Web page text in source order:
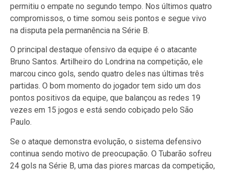
permitiu o empate no segundo tempo. Nos últimos quatro
compromissos, o time somou seis pontos e segue vivo
na disputa pela permanência na Série B.
O principal destaque ofensivo da equipe é o atacante
Bruno Santos. Artilheiro do Londrina na competição, ele
marcou cinco gols, sendo quatro deles nas últimas três
partidas. O bom momento do jogador tem sido um dos
pontos positivos da equipe, que balançou as redes 19
vezes em 15 jogos e está sendo cobiçado pelo São
Paulo.
Se o ataque demonstra evolução, o sistema defensivo
continua sendo motivo de preocupação. O Tubarão sofreu
24 gols na Série B, uma das piores marcas da competição,